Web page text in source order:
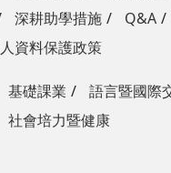
深耕助學措施
Q&A
資料保護政策
基礎課業
語言暨國際
社會培力暨健康